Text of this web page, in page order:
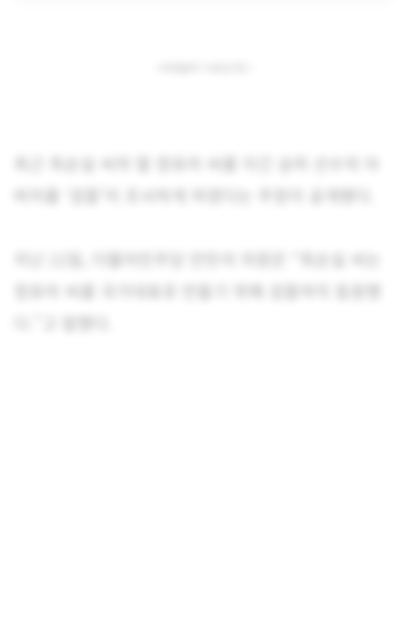
최근 최순실 씨의 딸 정유라 씨를 이긴 승마 선수의 아
버지를 ‘검찰’이 조사하게 하였다는 주장이 공개됐다.
지난 11일, 더불어민주당 안민석 의원은 “최순실 씨는
정유라 씨를 국가대표로 만들기 위해 검찰까지 동원했